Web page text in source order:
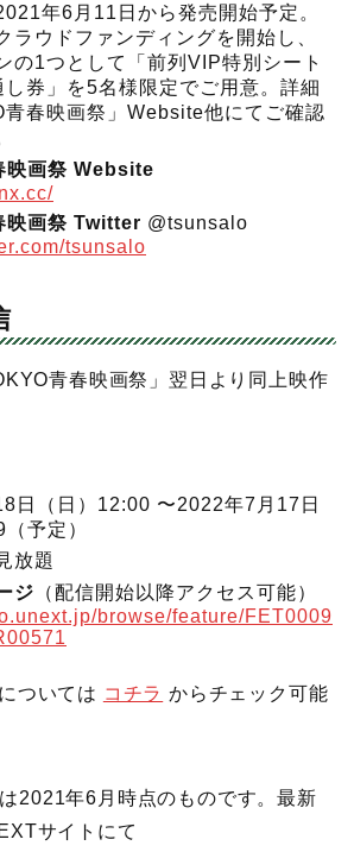
年6月11日から発売開始予定。
ラウドファンディングを開始し、
の1つとして「前列VIP特別シート
券」を5名様限定でご用意。詳細
青春映画祭」Website他にてご確認
映画祭 Website
映画祭 Twitter @tsunsalo
tsunsalo
青春映画祭」翌日より同上映作
日（日）12:00 〜2022年7月17日
予定）
放題
ジ （配信開始以降アクセス可能）
browse/feature/FET0009
ついては コチラ からチェック可能
2021年6月時点のものです。最新
サイトにて